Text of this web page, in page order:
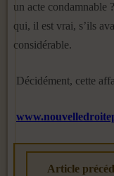
un acte
qui, il est vrai, s’ils
considérable.
Décidément, cette
Article